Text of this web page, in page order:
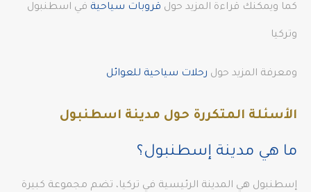
كما ويمكنك قراءة المزيد حول قروبات سياحية في اسطنبول
وتركيا
ومعرفة المزيد حول رحلات سياحية للعوائل
الأسئلة المتكررة حول مدينة اسطنبول
ما هي مدينة إسطنبول؟
إسطنبول هي المدينة الرئيسية في تركيا، تضم مجموعة كبيرة